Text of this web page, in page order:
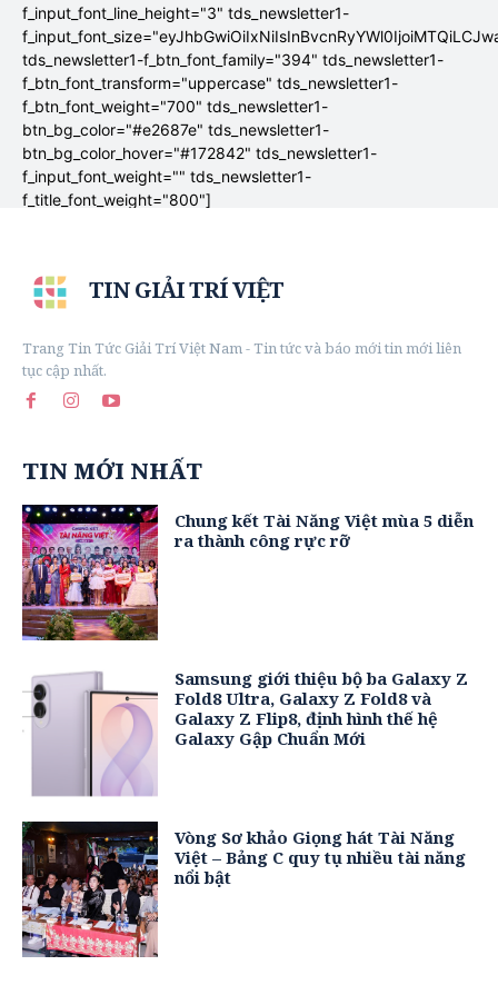
f_input_font_line_height="3" tds_newsletter1-
tds_newsletter1-f_btn_font_family="394" tds_newsletter1-
f_btn_font_transform="uppercase" tds_newsletter1-
f_btn_font_weight="700" tds_newsletter1-
btn_bg_color="#e2687e" tds_newsletter1-
btn_bg_color_hover="#172842" tds_newsletter1-
f_input_font_weight="" tds_newsletter1-
f_title_font_weight="800"]
TIN GIẢI TRÍ VIỆT
Trang Tin Tức Giải Trí Việt Nam - Tin tức và báo mới tin mới liên
tục cập nhất.
TIN MỚI NHẤT
Chung kết Tài Năng Việt mùa 5 diễn
ra thành công rực rỡ
Samsung giới thiệu bộ ba Galaxy Z
Fold8 Ultra, Galaxy Z Fold8 và
Galaxy Z Flip8, định hình thế hệ
Galaxy Gập Chuẩn Mới
Vòng Sơ khảo Giọng hát Tài Năng
Việt – Bảng C quy tụ nhiều tài năng
nổi bật